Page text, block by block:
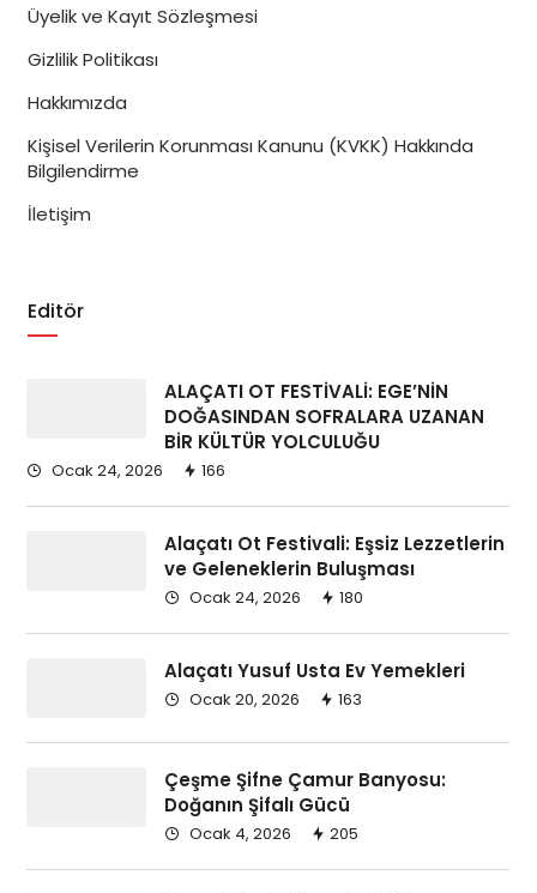
Güncel haber ve blog içerikleri
Topluluk odaklı yaklaşım
İşletmeniz İçin Görünürlük
Cesmeilan.com’da yer alan işletmeler,
binlerce kullanıcıya ulaşır.
Tanıtım, rehber ve içerik desteğiyle kalıcı
görünürlüksağlanır.
Cesmeilan.com farkı
Diğerlerinin Yapamadığı Tek Şey
Üyelik ve Kayıt Sözleşmesi
Gizlilik Politikası
Hakkımızda
Kişisel Verilerin Korunması Kanunu (KVKK) Hakkında
Bilgilendirme
İletişim
Editör
ALAÇATI OT FESTİVALİ: EGE’NİN
DOĞASINDAN SOFRALARA UZANAN
BİR KÜLTÜR YOLCULUĞU
Ocak 24, 2026 166
Alaçatı Ot Festivali: Eşsiz Lezzetlerin
ve Geleneklerin Buluşması
Ocak 24, 2026 180
Alaçatı Yusuf Usta Ev Yemekleri
Ocak 20, 2026 163
Çeşme Şifne Çamur Banyosu:
Doğanın Şifalı Gücü
Ocak 4, 2026 205